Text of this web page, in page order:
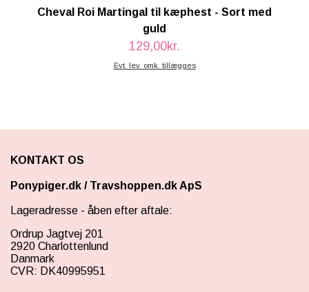
Cheval Roi Martingal til kæphest - Sort med
guld
129,00kr.
Evt. lev. omk. tillægges
KONTAKT OS
Ponypiger.dk / Travshoppen.dk ApS
Lageradresse - åben efter aftale:
Ordrup Jagtvej 201
2920 Charlottenlund
Danmark
CVR: DK40995951